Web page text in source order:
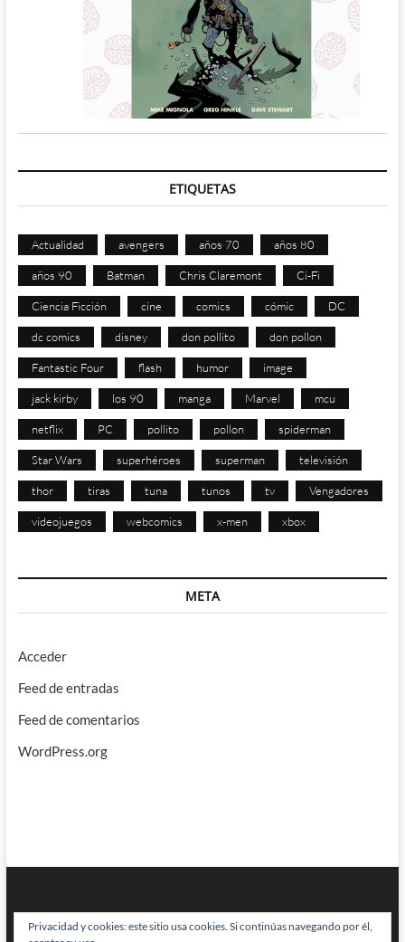
ETIQUETAS
Actualidad avengers años 70 años 80
años 90 Batman Chris Claremont Ci-Fi
Ciencia Ficción cine comics cómic DC
dc comics disney don pollito don pollon
Fantastic Four flash humor image
jack kirby los 90 manga Marvel mcu
netflix PC pollito pollon spiderman
Star Wars superhéroes superman televisión
thor tiras tuna tunos tv Vengadores
videojuegos webcomics x-men xbox
META
Acceder
Feed de entradas
Feed de comentarios
WordPress.org
Privacidad y cookies: este sitio usa cookies. Si continúas navegando por él,